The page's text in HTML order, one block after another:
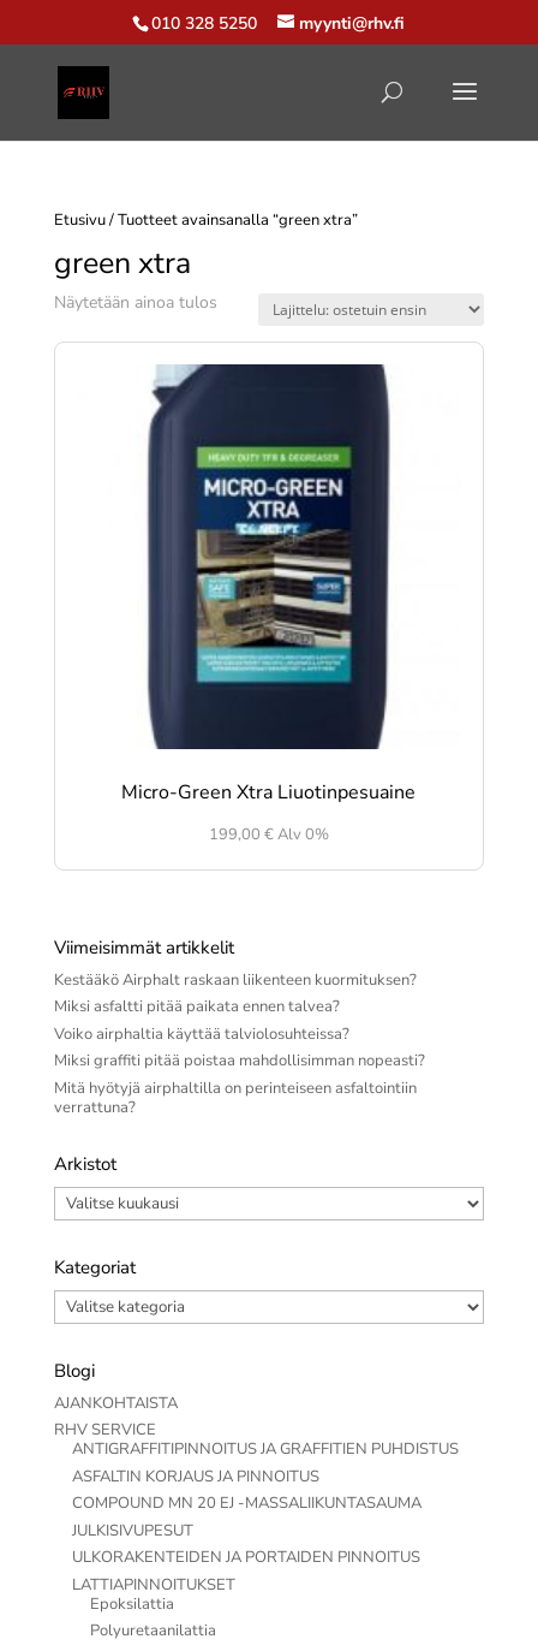
010 328 5250 myynti@rhv.fi
Etusivu/ Tuotteet avainsanalla “green xtra”
green xtra
Näytetään ainoa tulos
Micro-Green Xtra Liuotinpesuaine
199,00 €Alv 0%
Viimeisimmät artikkelit
Kestääkö Airphalt raskaan liikenteen kuormituksen?
Miksi asfaltti pitää paikata ennen talvea?
Voiko airphaltia käyttää talviolosuhteissa?
Miksi graffiti pitää poistaa mahdollisimman nopeasti?
Mitä hyötyjä airphaltilla on perinteiseen asfaltointiin
verrattuna?
Arkistot
Arkistot
Kategoriat
Kategoriat
Blogi
AJANKOHTAISTA
RHV SERVICE
ANTIGRAFFITIPINNOITUS JA GRAFFITIEN PUHDISTUS
ASFALTIN KORJAUS JA PINNOITUS
COMPOUND MN 20 EJ -MASSALIIKUNTASAUMA
JULKISIVUPESUT
ULKORAKENTEIDEN JA PORTAIDEN PINNOITUS
LATTIAPINNOITUKSET
Epoksilattia
Polyuretaanilattia